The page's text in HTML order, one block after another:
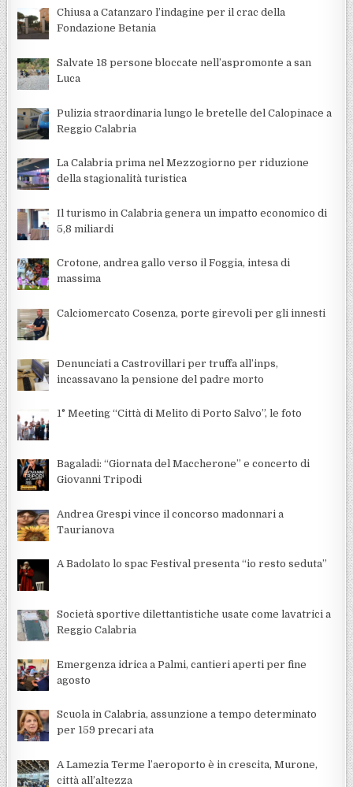
Chiusa a Catanzaro l’indagine per il crac della
Fondazione Betania
Salvate 18 persone bloccate nell’aspromonte a san
Luca
Pulizia straordinaria lungo le bretelle del Calopinace a
Reggio Calabria
La Calabria prima nel Mezzogiorno per riduzione
della stagionalità turistica
Il turismo in Calabria genera un impatto economico di
5,8 miliardi
Crotone, andrea gallo verso il Foggia, intesa di
massima
Calciomercato Cosenza, porte girevoli per gli innesti
Denunciati a Castrovillari per truffa all’inps,
incassavano la pensione del padre morto
1° Meeting “Città di Melito di Porto Salvo”, le foto
Bagaladi: “Giornata del Maccherone” e concerto di
Giovanni Tripodi
Andrea Grespi vince il concorso madonnari a
Taurianova
A Badolato lo spac Festival presenta “io resto seduta”
Società sportive dilettantistiche usate come lavatrici a
Reggio Calabria
Emergenza idrica a Palmi, cantieri aperti per fine
agosto
Scuola in Calabria, assunzione a tempo determinato
per 159 precari ata
A Lamezia Terme l’aeroporto è in crescita, Murone,
città all’altezza